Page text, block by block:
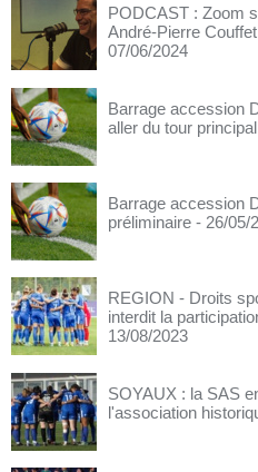
PODCAST : Zoom
André-Pierre
07/06/2024
Barrage accession
aller du tour principal
Barrage accession
préliminaire - 26/05/
REGION - Droits
interdit la
13/08/2023
SOYAUX : la SAS
l'association